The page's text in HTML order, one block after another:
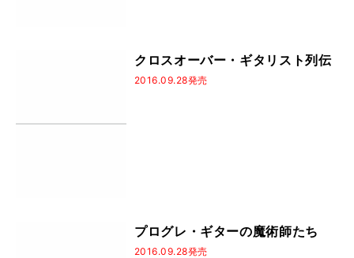
クロスオーバー・ギタリスト列伝
2016.09.28発売
プログレ・ギターの魔術師たち
2016.09.28発売